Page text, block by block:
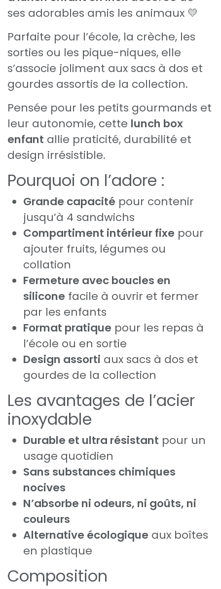
ses adorables amis les animaux 💛
Parfaite pour l’école, la crèche, les
sorties ou les pique-niques, elle
s’associe joliment aux sacs à dos et
gourdes assortis de la collection.
Pensée pour les petits gourmands et
leur autonomie, cette lunch box
enfant allie praticité, durabilité et
design irrésistible.
Pourquoi on l’adore :
Grande capacité pour contenir
jusqu’à 4 sandwichs
Compartiment intérieur fixe pour
ajouter fruits, légumes ou
collation
Fermeture avec boucles en
silicone facile à ouvrir et fermer
par les enfants
Format pratique pour les repas à
l’école ou en sortie
Design assorti aux sacs à dos et
gourdes de la collection
Les avantages de l’acier
inoxydable
Durable et ultra résistant pour un
usage quotidien
Sans substances chimiques
nocives
N’absorbe ni odeurs, ni goûts, ni
couleurs
Alternative écologique aux boîtes
en plastique
Composition